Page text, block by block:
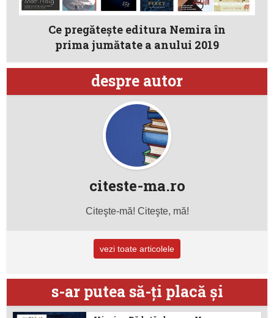
Ce pregătește editura Nemira în
prima jumătate a anului 2019
despre autor
citeste-ma.ro
Citeşte-mă! Citeşte, mă!
vezi toate articolele
s-ar putea să-ţi placă şi